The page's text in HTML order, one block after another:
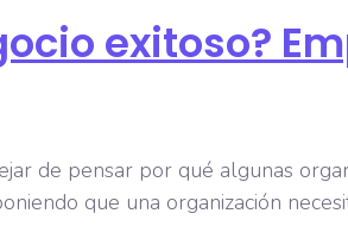
exitoso?
de pensar por qué algunas
que una organización